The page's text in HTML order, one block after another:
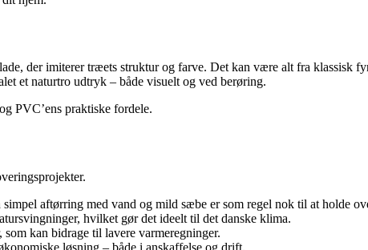
der imiterer træets struktur og farve. Det kan være alt fra klassisk
et naturtro udtryk – både visuelt og ved berøring.
PVC’ens praktiske fordele.
aftørring med vand og mild sæbe er som regel nok til at holde
hvilket gør det ideelt til det danske klima.
kan bidrage til lavere varmeregninger.